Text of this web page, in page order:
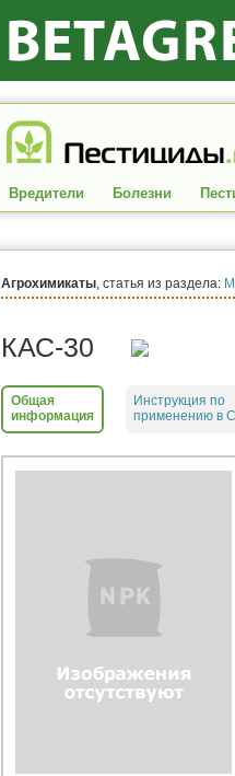
Вредители Болезни
Агрохимикаты, статья из раздела:
КАС-30
Общая
информация
Инструкция по
применению в